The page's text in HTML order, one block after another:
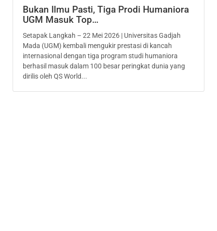
Bukan Ilmu Pasti, Tiga Prodi Humaniora
UGM Masuk Top…
Setapak Langkah – 22 Mei 2026 | Universitas Gadjah
Mada (UGM) kembali mengukir prestasi di kancah
internasional dengan tiga program studi humaniora
berhasil masuk dalam 100 besar peringkat dunia yang
dirilis oleh QS World...